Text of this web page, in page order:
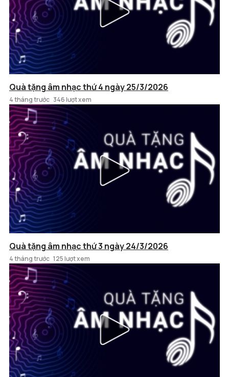
Quà tặng âm nhạc thứ 4 ngày 25/3/2026
4 tháng trước 346 lượt xem
Quà tặng âm nhạc thứ 3 ngày 24/3/2026
4 tháng trước 125 lượt xem